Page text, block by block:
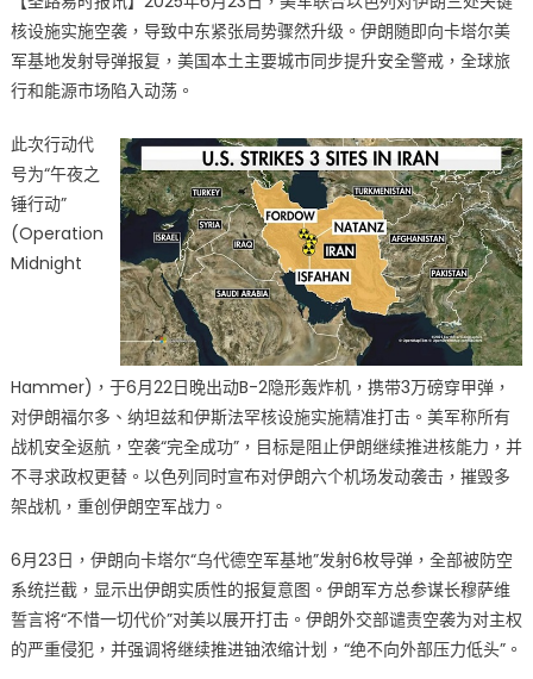
以
空
袭
核
设
施
中
东
紧
张
局
势
骤
然
升
级
本
土
主
要
城
核设施实施空袭，导致中东紧张局势骤然升级。伊朗随即向卡塔尔美
军基地发射导弹报复，美国本土主要城市同步提升安全警戒，全球旅
行和能源市场陷入动荡。
此次行动代
号为“午夜之
锤行动”
(Operation
Midnight
Hammer)，于6月22日晚出动B-2隐形轰炸机，携带3万磅穿甲弹，
对伊朗福尔多、纳坦兹和伊斯法罕核设施实施精准打击。美军称所有
战机安全返航，空袭“完全成功”，目标是阻止伊朗继续推进核能力，并
不寻求政权更替。以色列同时宣布对伊朗六个机场发动袭击，摧毁多
架战机，重创伊朗空军战力。
6月23日，伊朗向卡塔尔“乌代德空军基地”发射6枚导弹，全部被防空
系统拦截，显示出伊朗实质性的报复意图。伊朗军方总参谋长穆萨维
誓言将“不惜一切代价”对美以展开打击。伊朗外交部谴责空袭为对主权
的严重侵犯，并强调将继续推进铀浓缩计划，“绝不向外部压力低头”。